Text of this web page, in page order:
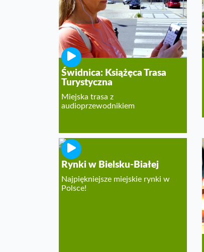
Świdnica: Książęca Trasa
Turystyczna
Miejska trasa z
audioprzewodnikiem
Rynki w Bielsku-Białej
Najpiękniejsze miejskie rynki w
Polsce!